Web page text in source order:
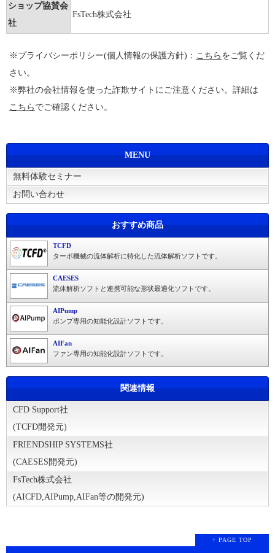
ショップ協賛会
社
FsTech株式会社
※プライバシーポリシー(個人情報の保護方針)： こちら をご覧くだ
さい。
※弊社の会社情報を使った詐欺サイトにご注意ください。詳細は
こちら でご確認ください。
MENU
無料体験セミナー
お問い合わせ
おすすめ商品
TCFD
ターボ機械の流体解析に特化した流体解析ソフトです。
CAESES
流体解析ソフトと連携可能な形状最適化ソフトです。
AIPump
ポンプ専用の知能化設計ソフトです。
AIFan
ファン専用の知能化設計ソフトです。
関連情報
CFD Support社
(TCFD開発元)
FRIENDSHIP SYSTEMS社
(CAESES開発元)
FsTech株式会社
(AICFD,AIPump,AIFan等の開発元)
↑ PAGE TOP